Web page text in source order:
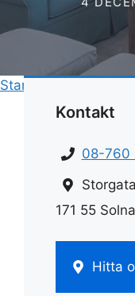
Start
Kontakt
08-760
171 55 Solna
Hitta